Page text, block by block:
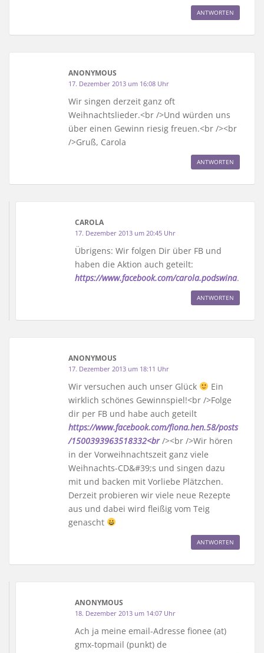
ANTWORTEN
ANONYMOUS
17. Dezember 2013 um 16:08 Uhr
Wir singen derzeit ganz oft
Weihnachtslieder.<br />Und würden uns
über einen Gewinn riesig freuen.<br /><br
/>Gruß, Carola
ANTWORTEN
CAROLA
17. Dezember 2013 um 20:45 Uhr
Übrigens: Wir folgen Dir über FB und
haben die Aktion auch geteilt:
https://www.facebook.com/carola.podswina.
ANTWORTEN
ANONYMOUS
17. Dezember 2013 um 18:11 Uhr
Wir versuchen auch unser Glück
Ein
wirklich schönes Gewinnspiel!<br />Folge
dir per FB und habe auch geteilt
https://www.facebook.com/fiona.hen.58/posts
/1500393963518332<br/><br />Wir hören
in der Vorweihnachtszeit ganz viele
Weihnachts-CD&#39;s und singen dazu
mit und backen mit Vorliebe Plätzchen.
Derzeit probieren wir viele neue Rezepte
aus und dabei wird fleißig vom Teig
genascht
ANTWORTEN
ANONYMOUS
18. Dezember 2013 um 14:07 Uhr
Ach ja meine email-Adresse fionee (at)
gmx-topmail (punkt) de